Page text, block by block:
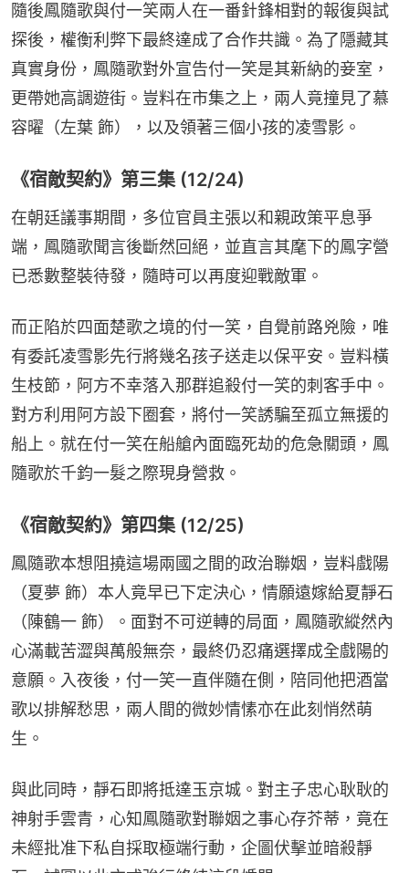
隨後鳳隨歌與付一笑兩人在一番針鋒相對的報復與試
探後，權衡利弊下最終達成了合作共識。為了隱藏其
真實身份，鳳隨歌對外宣告付一笑是其新納的妾室，
更帶她高調遊街。豈料在市集之上，兩人竟撞見了慕
容曜（左葉 飾），以及領著三個小孩的凌雪影。
《宿敵契約》第三集 (12/24)
在朝廷議事期間，多位官員主張以和親政策平息爭
端，鳳隨歌聞言後斷然回絕，並直言其麾下的鳳字營
已悉數整裝待發，隨時可以再度迎戰敵軍。
而正陷於四面楚歌之境的付一笑，自覺前路兇險，唯
有委託凌雪影先行將幾名孩子送走以保平安。豈料橫
生枝節，阿方不幸落入那群追殺付一笑的刺客手中。
對方利用阿方設下圈套，將付一笑誘騙至孤立無援的
船上。就在付一笑在船艙內面臨死劫的危急關頭，鳳
隨歌於千鈞一髮之際現身營救。
《宿敵契約》第四集 (12/25)
鳳隨歌本想阻撓這場兩國之間的政治聯姻，豈料戲陽
（夏夢 飾）本人竟早已下定決心，情願遠嫁給夏靜石
（陳鶴一 飾）。面對不可逆轉的局面，鳳隨歌縱然內
心滿載苦澀與萬般無奈，最終仍忍痛選擇成全戲陽的
意願。入夜後，付一笑一直伴隨在側，陪同他把酒當
歌以排解愁思，兩人間的微妙情愫亦在此刻悄然萌
生。
與此同時，靜石即將抵達玉京城。對主子忠心耿耿的
神射手雲青，心知鳳隨歌對聯姻之事心存芥蒂，竟在
未經批准下私自採取極端行動，企圖伏擊並暗殺靜